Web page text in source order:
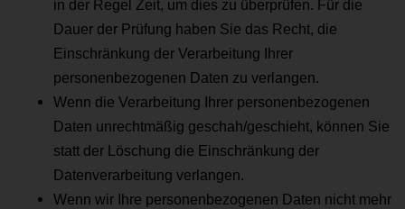
in der Regel Zeit, um dies zu überprüfen. Für die
Dauer der Prüfung haben Sie das Recht, die
Einschränkung der Verarbeitung Ihrer
personenbezogenen Daten zu verlangen.
Wenn die Verarbeitung Ihrer personenbezogenen
Daten unrechtmäßig geschah/geschieht, können Sie
statt der Löschung die Einschränkung der
Datenverarbeitung verlangen.
Wenn wir Ihre personenbezogenen Daten nicht mehr